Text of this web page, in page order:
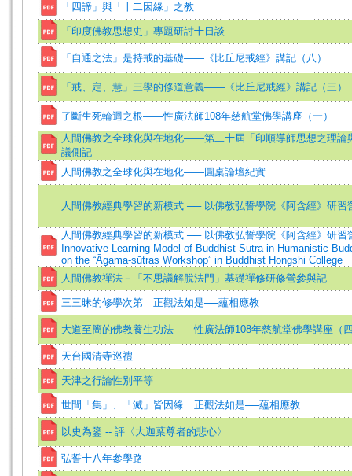
「四諦」與「十二因緣」之教
「印度佛教思想史」專題研討十日談
「自通之法」是持戒的基礎——《比丘尼戒經》講記（八）
「戒、定、慧」三學的修道意義——《比丘尼戒經》講記（三）
了斷生死輪迴之根——性廣法師108年慈航堂佛學講座（一）
人間佛教之全球化與在地化——第二十屆「印順導師思想之理論
議側記
人間佛教之全球化與在地化——圓桌論壇紀實
人間佛教經典學習的新模式 ── 以佛教弘誓學院《阿含經》研習
人間佛教經典學習的新模式 ── 以佛教弘誓學院《阿含經》研習
Innovative Learning Model of Buddhist Sutra in Humanistic
on the “Āgama-sūtras Workshop” in Buddhist Hongshi College
人間佛教禪法－「不思議解脫法門」基礎禪修研修營參與記
三三昧的修學次第 正觀法如是──蘊相應教
大道至簡的佛教養生功法——性廣法師108年慈航堂佛學講座（
天台國清寺巡禮
天津之行論性別平等
世間「集」、「滅」皆因緣 正觀法如是──蘊相應教
以史為鑒 -- 評〈大迦葉尊者的悲心〉
弘誓十八年參學路